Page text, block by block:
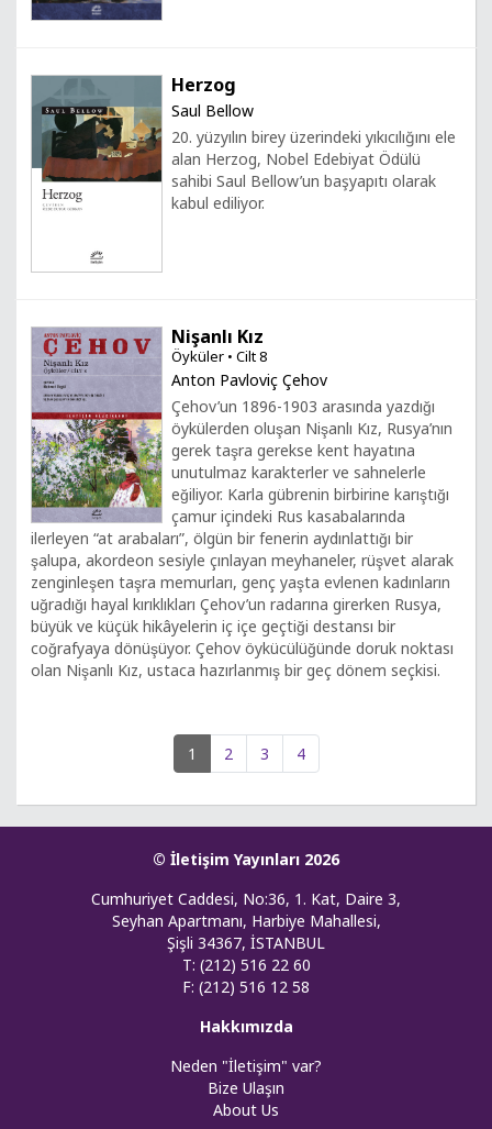
Herzog
Saul Bellow
20. yüzyılın birey üzerindeki yıkıcılığını ele
alan Herzog, Nobel Edebiyat Ödülü
sahibi Saul Bellow’un başyapıtı olarak
kabul ediliyor.
Nişanlı Kız
Öyküler • Cilt 8
Anton Pavloviç Çehov
Çehov’un 1896-1903 arasında yazdığı
öykülerden oluşan Nişanlı Kız, Rusya’nın
gerek taşra gerekse kent hayatına
unutulmaz karakterler ve sahnelerle
eğiliyor. Karla gübrenin birbirine karıştığı
çamur içindeki Rus kasabalarında
ilerleyen “at arabaları”, ölgün bir fenerin aydınlattığı bir
şalupa, akordeon sesiyle çınlayan meyhaneler, rüşvet alarak
zenginleşen taşra memurları, genç yaşta evlenen kadınların
uğradığı hayal kırıklıkları Çehov’un radarına girerken Rusya,
büyük ve küçük hikâyelerin iç içe geçtiği destansı bir
coğrafyaya dönüşüyor. Çehov öykücülüğünde doruk noktası
olan Nişanlı Kız, ustaca hazırlanmış bir geç dönem seçkisi.
1 2 3 4
© İletişim Yayınları 2026
Cumhuriyet Caddesi, No:36, 1. Kat, Daire 3,
Seyhan Apartmanı, Harbiye Mahallesi,
Şişli 34367, İSTANBUL
T: (212) 516 22 60
F: (212) 516 12 58
Hakkımızda
Neden "İletişim" var?
Bize Ulaşın
About Us